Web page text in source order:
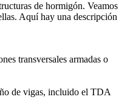
de hormigón. Veamos
Aquí hay una descripción
transversales armadas o
de vigas, incluido el TDA